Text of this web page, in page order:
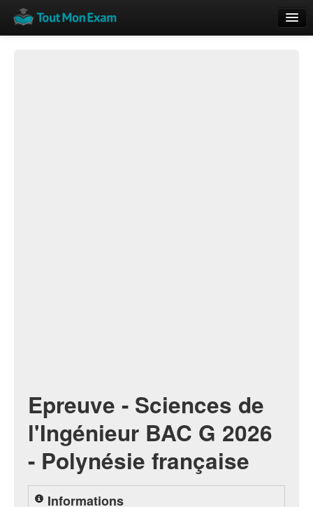
Epreuve - Sciences de
l'Ingénieur BAC G 2026
- Polynésie française
Informations